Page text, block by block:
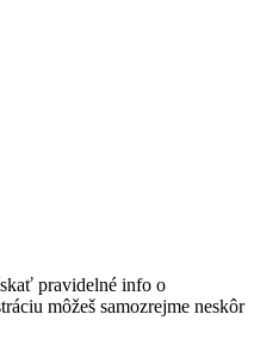
pravidelné info o
môžeš samozrejme neskôr